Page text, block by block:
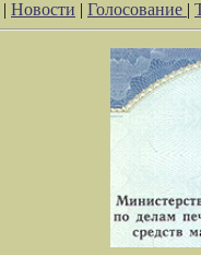
| Новости | Голосование |